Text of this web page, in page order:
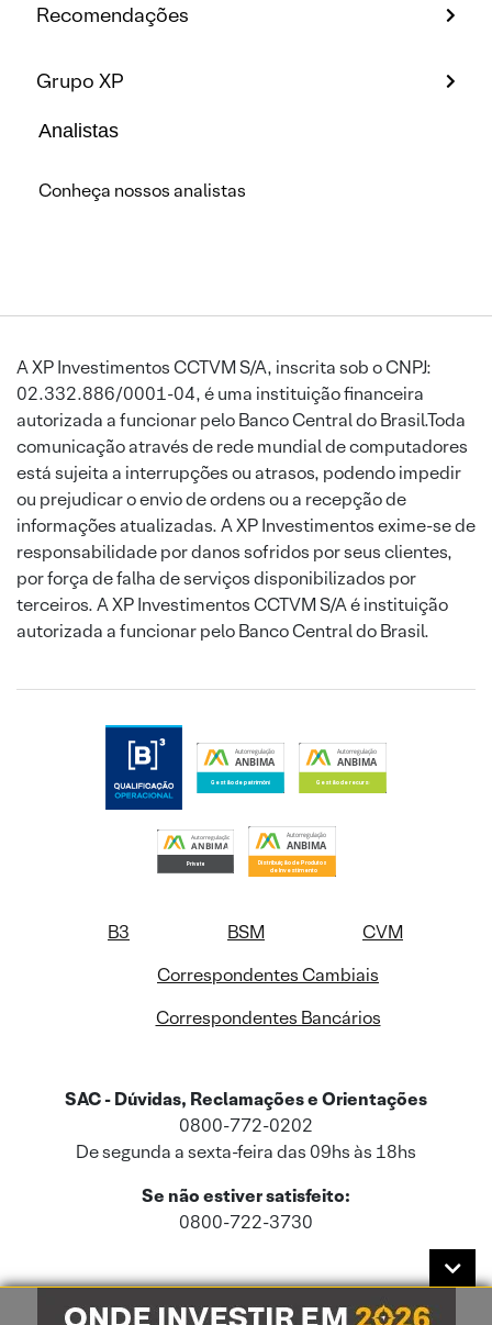
Recomendações
Grupo XP
Analistas
Conheça nossos analistas
A XP Investimentos CCTVM S/A, inscrita sob o CNPJ:
02.332.886/0001-04, é uma instituição financeira
autorizada a funcionar pelo Banco Central do Brasil.Toda
comunicação através de rede mundial de computadores
está sujeita a interrupções ou atrasos, podendo impedir
ou prejudicar o envio de ordens ou a recepção de
informações atualizadas. A XP Investimentos exime-se de
responsabilidade por danos sofridos por seus clientes,
por força de falha de serviços disponibilizados por
terceiros. A XP Investimentos CCTVM S/A é instituição
autorizada a funcionar pelo Banco Central do Brasil.
B3 BSM
CVM
Correspondentes Cambiais
Correspondentes Bancários
SAC - Dúvidas, Reclamações e Orientações
0800-772-0202
De segunda a sexta-feira das 09hs às 18hs
Se não estiver satisfeito:
0800-722-3730
Este site usa cookies e dados pessoais de acordo com a nossaPolítica de